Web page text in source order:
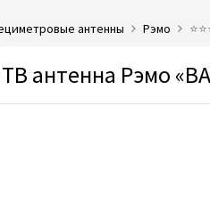
антенны Рэмо
антенна Рэмо